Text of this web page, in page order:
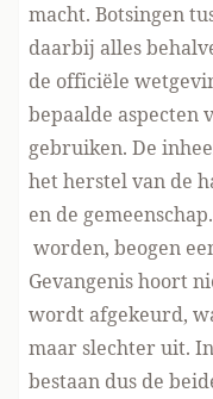
macht. Botsingen
daarbij alles
de officiële
bepaalde aspecten
gebruiken. De
het herstel van de
en de
worden, beogen
Gevangenis hoort
wordt afgekeurd,
maar slechter uit.
bestaan dus de